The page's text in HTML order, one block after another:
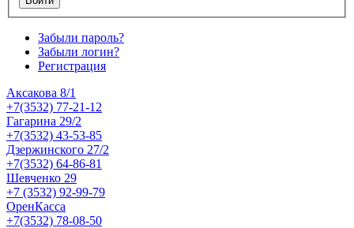
Забыли пароль?
Забыли логин?
Регистрация
Аксакова 8/1
+7(3532) 77-21-12
Гагарина 29/2
+7(3532) 43-53-85
Дзержинского 27/2
+7(3532) 64-86-81
Шевченко 29
+7 (3532) 92-99-79
ОренКасса
+7(3532) 78-08-50